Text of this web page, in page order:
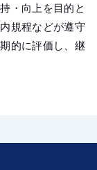
・向上を目的と
規程などが遵守
的に評価し、継